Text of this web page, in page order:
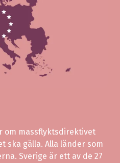
om massflyktsdirektivet
ska gälla. Alla länder som
Sverige är ett av de 27